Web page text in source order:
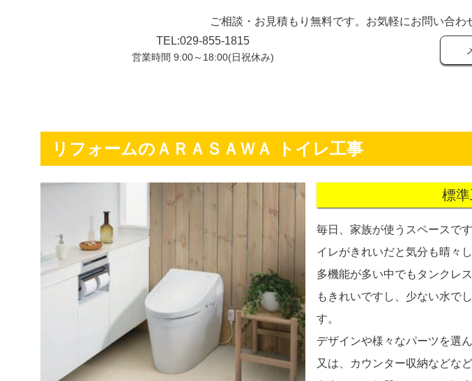
ご相談・お見積もり無料です。お気軽にお問い合わ
TEL:029-855-1815
営業時間 9:00～18:00(日祝休み)
リフォームのＡＲＡＳＡＷＡ トイレ工事
標
毎日、家族が使うスペースで
イレがきれいだと気分も晴々
多機能が多い中でもタンクレ
もきれいですし、少ない水で
す。
デザインや様々なパーツを選
又は、カウンター収納などなど